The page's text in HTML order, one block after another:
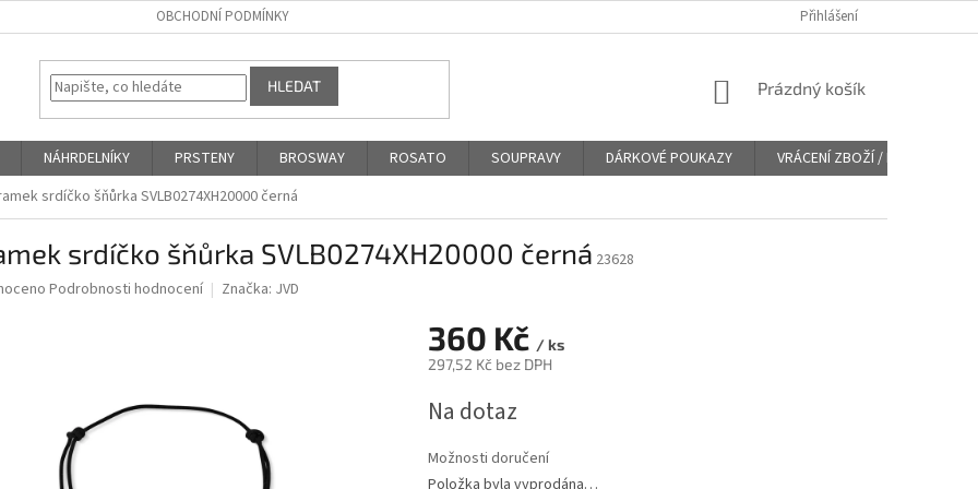
OBCHODNÍ PODMÍNKY Přihlášení
HLEDAT
NÁKUPNÍ
Prázdný košík
NÁHRDELNÍKY PRSTENY BROSWAY ROSATO SOUPRAVY DÁRKOVÉ POUKAZY
VRÁCENÍ ZBOŽÍ / REKLAMACE
srdíčko šňůrka SVLB0274XH20000 černá
srdíčko šňůrka SVLB0274XH20000 černá 23628
Podrobnosti hodnocení Značka: JVD
360 Kč / ks
297,52 Kč bez DPH
cena:
Na dotaz
Možnosti doručení